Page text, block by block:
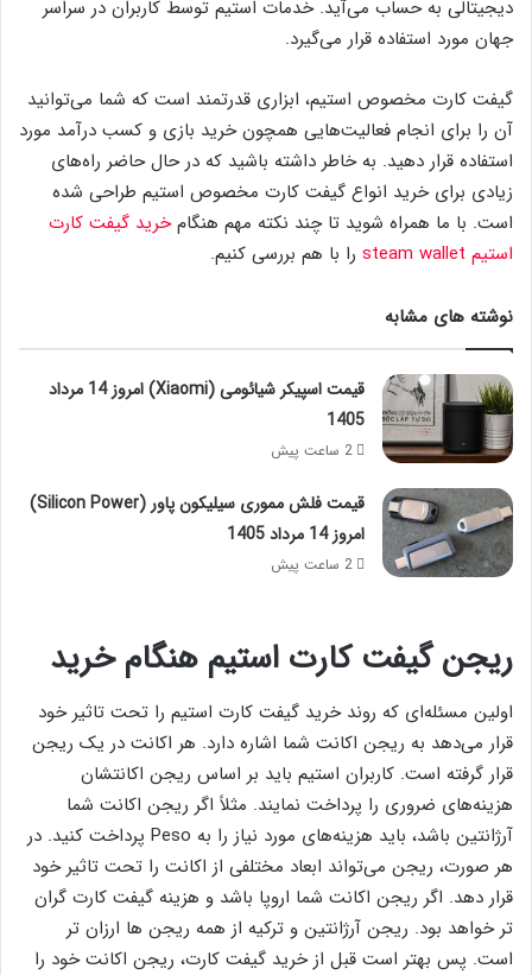
دیجیتالی به حساب می‌آید. خدمات استیم توسط کاربران در سراسر
جهان مورد استفاده قرار می‌گیرد.
گیفت کارت مخصوص استیم، ابزاری قدرتمند است که شما می‌توانید
آن را برای انجام فعالیت‌هایی همچون خرید بازی و کسب درآمد مورد
استفاده قرار دهید. به خاطر داشته باشید که در حال حاضر راه‌های
زیادی برای خرید انواع گیفت کارت مخصوص استیم طراحی شده
است. با ما همراه شوید تا چند نکته مهم هنگامخرید گیفت کارت
استیم steam wallet را با هم بررسی کنیم.
نوشته های مشابه
قیمت اسپیکر شیائومی (Xiaomi) امروز 14 مرداد
1405
2 ساعت پیش
قیمت فلش مموری سیلیکون پاور (Silicon Power)
امروز 14 مرداد 1405
2 ساعت پیش
ریجن گیفت کارت استیم هنگام خرید
اولین مسئله‌ای که روند خرید گیفت کارت استیم را تحت تاثیر خود
قرار می‌دهد به ریجن اکانت شما اشاره دارد. هر اکانت در یک ریجن
قرار گرفته است. کاربران استیم باید بر اساس ریجن اکانتشان
هزینه‌های ضروری را پرداخت نمایند. مثلاً اگر ریجن اکانت شما
آرژانتین باشد، باید هزینه‌های مورد نیاز را به Peso پرداخت کنید. در
هر صورت، ریجن می‌تواند ابعاد مختلفی از اکانت را تحت تاثیر خود
قرار دهد. اگر ریجن اکانت شما اروپا باشد و هزینه گیفت کارت گران
تر خواهد بود. ریجن آرژانتین و ترکیه از همه ریجن ها ارزان تر
است. پس بهتر است قبل از خرید گیفت کارت، ریجن اکانت خود را